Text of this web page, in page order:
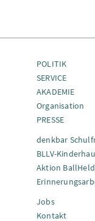
POLITIK
SERVICE
AKADEMIE
Organisation
PRESSE
denkbar
BLLV-
Aktion
Jobs
Kontakt